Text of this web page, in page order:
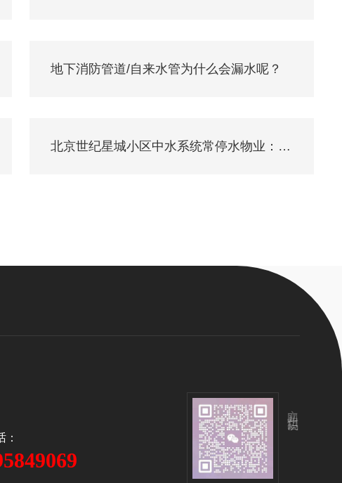
地下消防管道/自来水管为什么会漏水呢？
北京世纪星城小区中水系统常停水物业：未修好
：
立即扫码咨询